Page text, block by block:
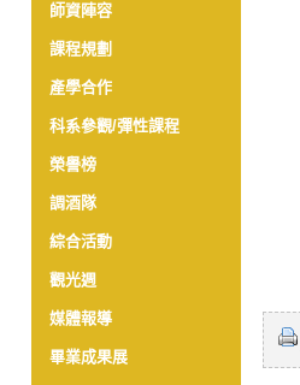
師資陣容
課程規劃
產學合作
科系參觀/彈性課程
榮譽榜
調酒隊
綜合活動
觀光週
媒體報導
畢業成果展